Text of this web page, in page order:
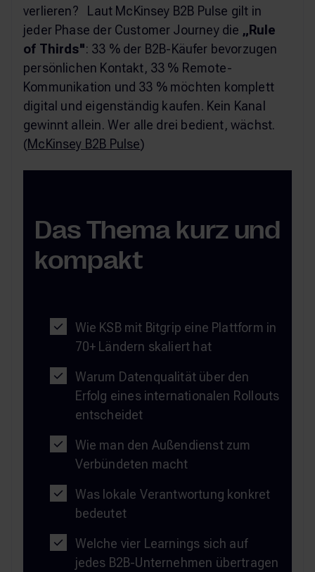
verlieren? Laut McKinsey B2B Pulse gilt in
jeder Phase der Customer Journey die „Rule
of Thirds": 33 % der B2B-Käufer bevorzugen
persönlichen Kontakt, 33 % Remote-
Kommunikation und 33 % möchten komplett
digital und eigenständig kaufen. Kein Kanal
gewinnt allein. Wer alle drei bedient, wächst.
(McKinsey B2B Pulse)
Das Thema kurz und
kompakt
Wie KSB mit Bitgrip eine Plattform in
70+ Ländern skaliert hat
Warum Datenqualität über den
Erfolg eines internationalen Rollouts
entscheidet
Wie man den Außendienst zum
Verbündeten macht
Was lokale Verantwortung konkret
bedeutet
Welche vier Learnings sich auf
jedes B2B-Unternehmen übertragen